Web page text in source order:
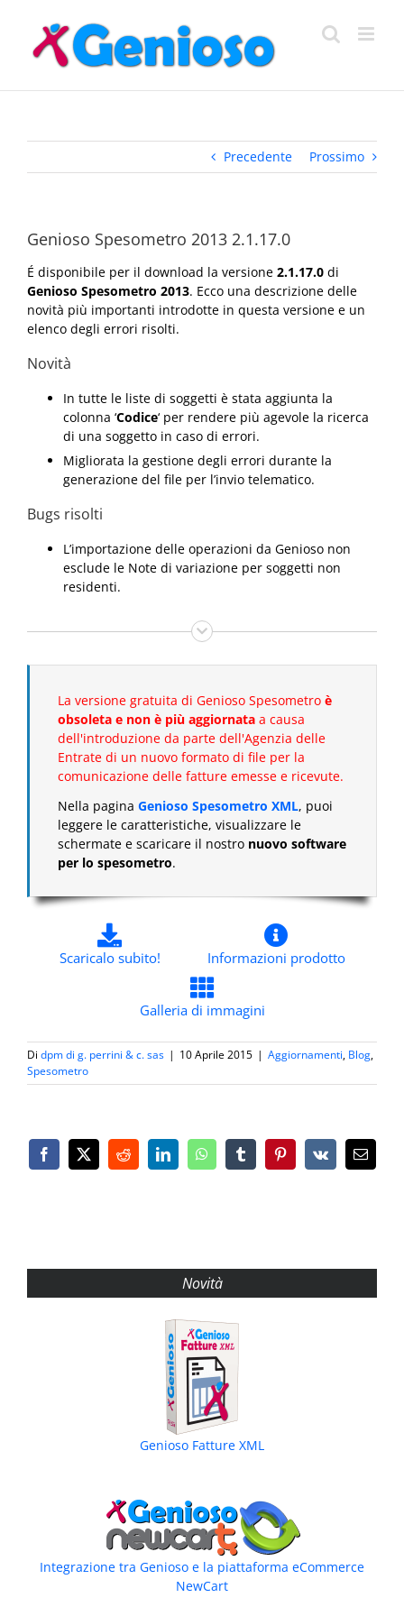
contenuto
Precedente Prossimo
Genioso Spesometro 2013 2.1.17.0
É disponibile per il download la versione 2.1.17.0 di
Genioso Spesometro 2013. Ecco una descrizione delle
novità più importanti introdotte in questa versione e un
elenco degli errori risolti.
Novità
In tutte le liste di soggetti è stata aggiunta la
colonna ‘Codice‘ per rendere più agevole la ricerca
di una soggetto in caso di errori.
Migliorata la gestione degli errori durante la
generazione del file per l’invio telematico.
Bugs risolti
L’importazione delle operazioni da Genioso non
esclude le Note di variazione per soggetti non
residenti.
La versione gratuita di Genioso Spesometro è
obsoleta e non è più aggiornata a causa
dell'introduzione da parte dell'Agenzia delle
Entrate di un nuovo formato di file per la
comunicazione delle fatture emesse e ricevute.
Nella pagina Genioso Spesometro XML, puoi
leggere le caratteristiche, visualizzare le
schermate e scaricare il nostro nuovo software
per lo spesometro.
Scaricalo subito! Informazioni prodotto
Galleria di immagini
Di dpm di g. perrini & c. sas | 10 Aprile 2015 | Aggiornamenti, Blog,
Spesometro
Facebook
X RedditLinkedInWhatsAppTumblrPinterest
Vk Email
Novità
Genioso Fatture XML
Integrazione tra Genioso e la piattaforma eCommerce
NewCart